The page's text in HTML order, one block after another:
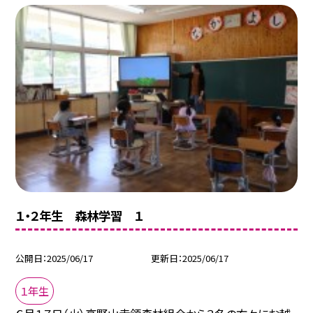
１・２年生 森林学習 １
公開日 2025/06/17 更新日 2025/06/17
１年生